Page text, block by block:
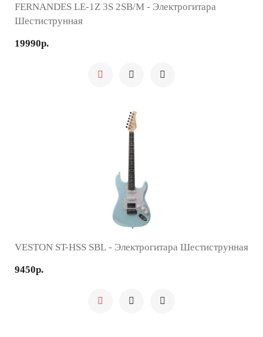
FERNANDES LE-1Z 3S 2SB/M - Электрогитара
Шестиструнная
19990р.
VESTON ST-HSS SBL - Электрогитара Шестиструнная
9450р.